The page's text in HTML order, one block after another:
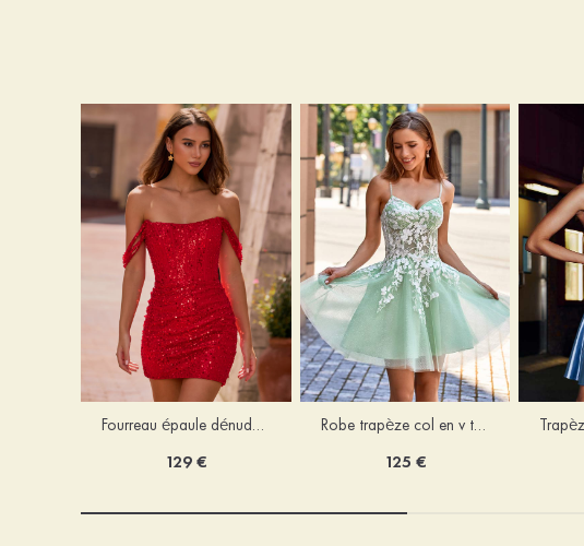
Fourreau épaule dénudée paillettes courte/mini robe de fête de la rentrée avec perles
129 €
Robe trapèze col en v tulle courte/mini robe de fête de la rentrée
125 €